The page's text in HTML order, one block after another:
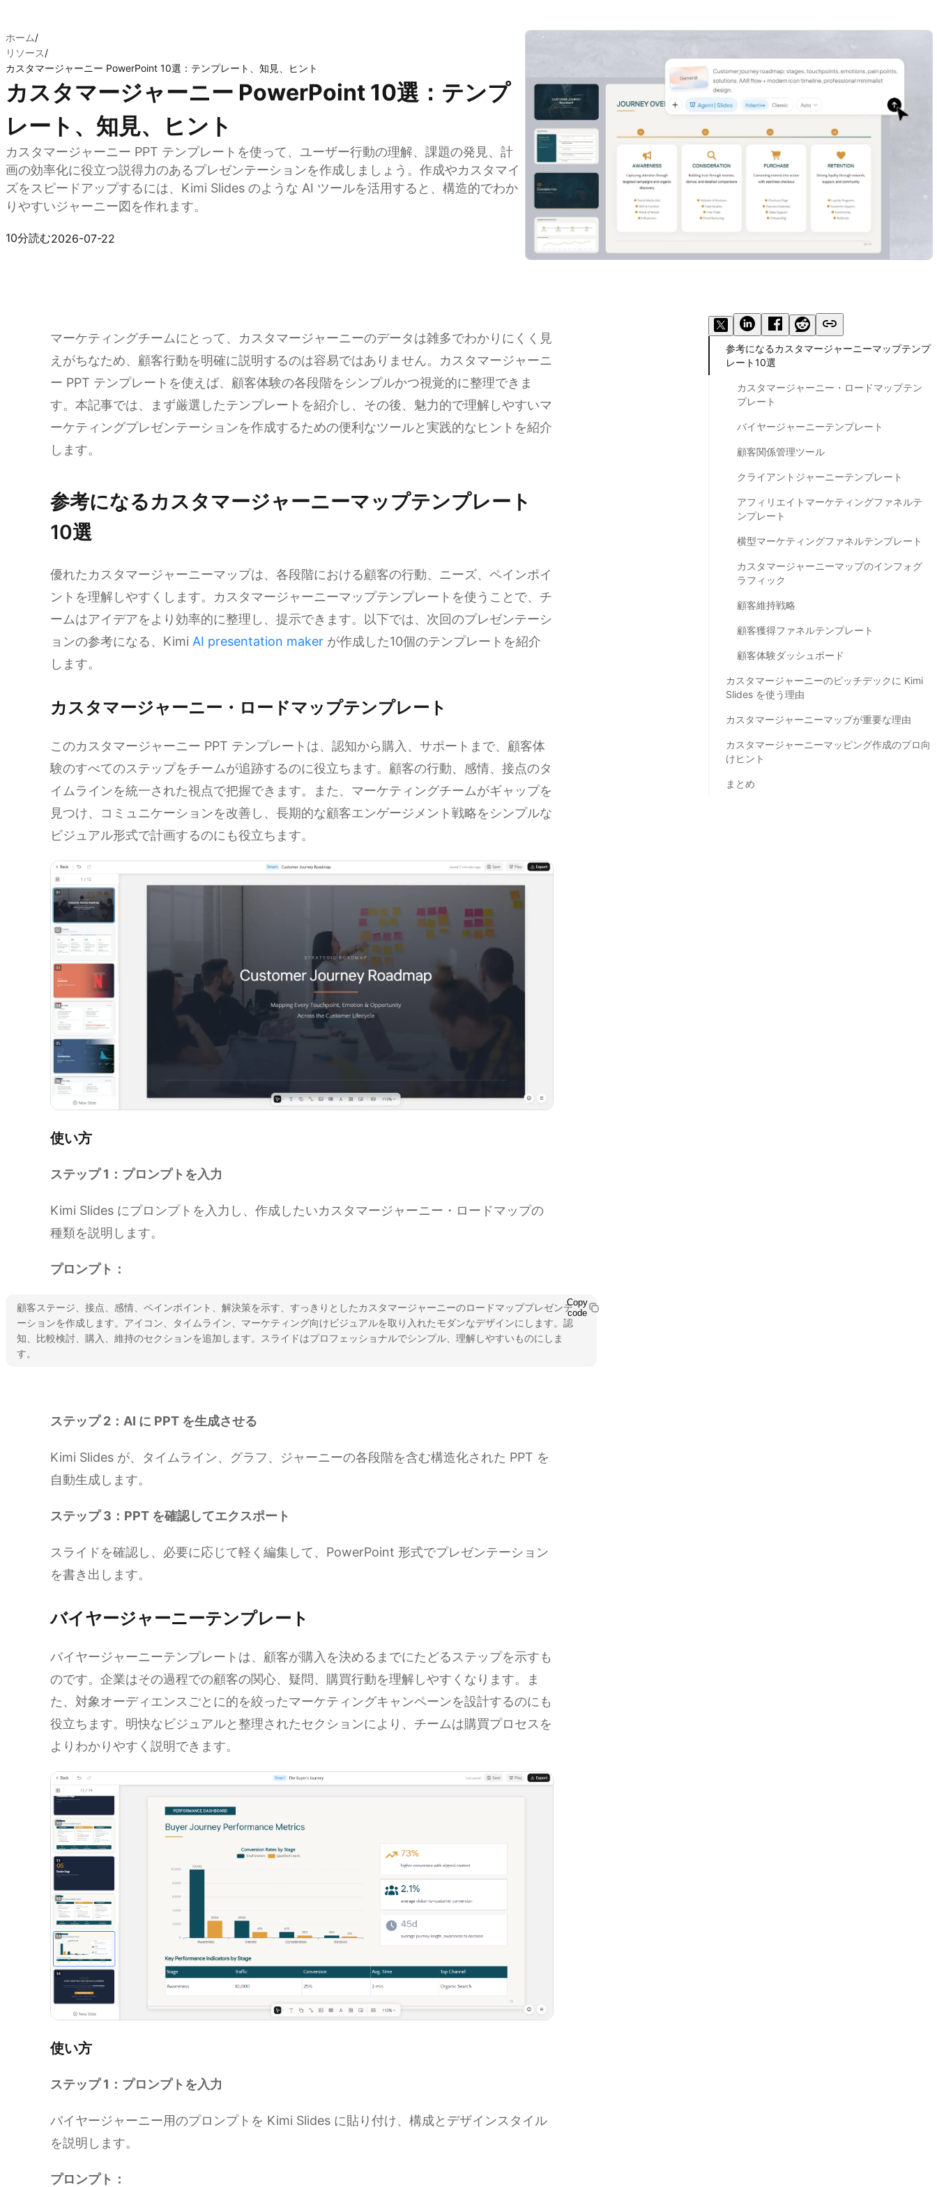
ホーム/
リソース/
カスタマージャーニー PowerPoint 10選：テンプレート、知見、ヒント
カスタマージャーニー PowerPoint 10選：テンプ
レート、知見、ヒント
カスタマージャーニー PPT テンプレートを使って、ユーザー行動の理解、課題の発見、計
画の効率化に役立つ説得力のあるプレゼンテーションを作成しましょう。作成やカスタマイ
ズをスピードアップするには、Kimi Slides のような AI ツールを活用すると、構造的でわか
りやすいジャーニー図を作れます。
10分読む2026-07-22
マーケティングチームにとって、カスタマージャーニーのデータは雑多でわかりにくく見
えがちなため、顧客行動を明確に説明するのは容易ではありません。カスタマージャーニ
ー PPT テンプレートを使えば、顧客体験の各段階をシンプルかつ視覚的に整理できま
す。本記事では、まず厳選したテンプレートを紹介し、その後、魅力的で理解しやすいマ
ーケティングプレゼンテーションを作成するための便利なツールと実践的なヒントを紹介
します。
参考になるカスタマージャーニーマップテンプレート
10選
優れたカスタマージャーニーマップは、各段階における顧客の行動、ニーズ、ペインポイ
ントを理解しやすくします。カスタマージャーニーマップテンプレートを使うことで、チ
ームはアイデアをより効率的に整理し、提示できます。以下では、次回のプレゼンテーシ
ョンの参考になる、Kimi AI presentation maker が作成した10個のテンプレートを紹介
します。
カスタマージャーニー・ロードマップテンプレート
このカスタマージャーニー PPT テンプレートは、認知から購入、サポートまで、顧客体
験のすべてのステップをチームが追跡するのに役立ちます。顧客の行動、感情、接点のタ
イムラインを統一された視点で把握できます。また、マーケティングチームがギャップを
見つけ、コミュニケーションを改善し、長期的な顧客エンゲージメント戦略をシンプルな
ビジュアル形式で計画するのにも役立ちます。
使い方
ステップ 1：プロンプトを入力
Kimi Slides にプロンプトを入力し、作成したいカスタマージャーニー・ロードマップの
種類を説明します。
プロンプト：
顧客ステージ、接点、感情、ペインポイント、解決策を示す、すっきりとしたカスタマージャーニーのロードマッププレゼンテ
ーションを作成します。アイコン、タイムライン、マーケティング向けビジュアルを取り入れたモダンなデザインにします。認
知、比較検討、購入、維持のセクションを追加します。スライドはプロフェッショナルでシンプル、理解しやすいものにしま
す。
Copy
code
ステップ 2：AI に PPT を生成させる
Kimi Slides が、タイムライン、グラフ、ジャーニーの各段階を含む構造化された PPT を
自動生成します。
ステップ 3：PPT を確認してエクスポート
スライドを確認し、必要に応じて軽く編集して、PowerPoint 形式でプレゼンテーション
を書き出します。
バイヤージャーニーテンプレート
バイヤージャーニーテンプレートは、顧客が購入を決めるまでにたどるステップを示すも
のです。企業はその過程での顧客の関心、疑問、購買行動を理解しやすくなります。ま
た、対象オーディエンスごとに的を絞ったマーケティングキャンペーンを設計するのにも
役立ちます。明快なビジュアルと整理されたセクションにより、チームは購買プロセスを
よりわかりやすく説明できます。
使い方
ステップ 1：プロンプトを入力
バイヤージャーニー用のプロンプトを Kimi Slides に貼り付け、構成とデザインスタイル
を説明します。
プロンプト：
参考になるカスタマージャーニーマップテンプ
レート10選
カスタマージャーニー・ロードマップテン
プレート
バイヤージャーニーテンプレート
顧客関係管理ツール
クライアントジャーニーテンプレート
アフィリエイトマーケティングファネルテ
ンプレート
横型マーケティングファネルテンプレート
カスタマージャーニーマップのインフォグ
ラフィック
顧客維持戦略
顧客獲得ファネルテンプレート
顧客体験ダッシュボード
カスタマージャーニーのピッチデックに Kimi
Slides を使う理由
カスタマージャーニーマップが重要な理由
カスタマージャーニーマッピング作成のプロ向
けヒント
まとめ